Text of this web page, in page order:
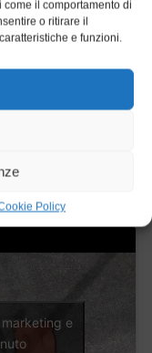
il comportamento di
o ritirare il
e funzioni.
Policy
urbano.
e